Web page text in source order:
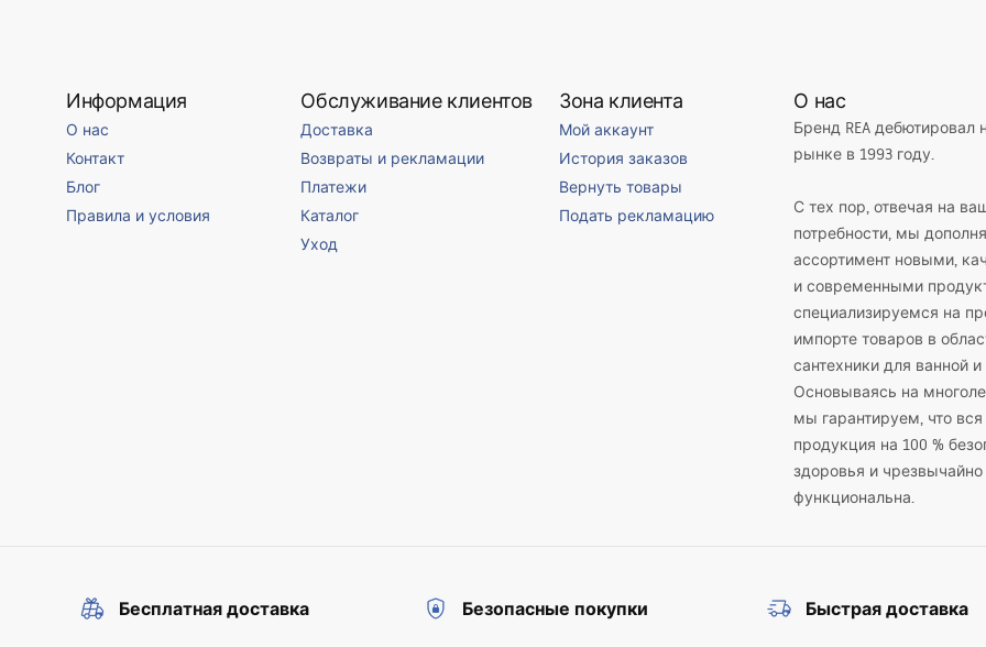
Информация
О нас
Контакт
Блог
Правила и условия
Обслуживание клиентов
Доставка
Возвраты и рекламации
Платежи
Каталог
Уход
Зона клиента
Мой аккаунт
История заказов
Вернуть товары
Подать рекламацию
О нас
Бренд REA дебютировал
рынке в 1993 году.
С тех пор, отвечая на
потребности, мы
ассортимент новыми,
и современными
специализируемся на
импорте товаров в
сантехники для ванной и
Основываясь на
мы гарантируем, что
продукция на 100 %
здоровья и чрезвычайно
функциональна.
Бесплатная доставка Безопасные покупки Быстрая доставка